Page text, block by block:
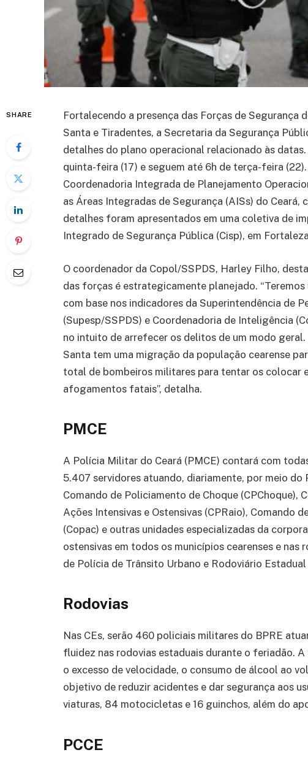
SHARE
Fortalecendo a presença das Forças de Segurança
Santa e Tiradentes, a Secretaria da Segurança
detalhes do plano operacional relacionado às
quinta-feira (17) e seguem até 6h de terça-feira
Coordenadoria Integrada de Planejamento
as Áreas Integradas de Segurança (AISs) do
detalhes foram apresentados em uma coletiva de
Integrado de Segurança Pública (Cisp), em
O coordenador da Copol/SSPDS, Harley Filho,
das forças é estrategicamente planejado.
com base nos indicadores da Superintendência de
(Supesp/SSPDS) e Coordenadoria de Inteligência
no intuito de arrefecer os delitos de um modo
Santa tem uma migração da população cearense
total de bombeiros militares para tentar os colocar
afogamentos fatais”, detalha.
PMCE
A Polícia Militar do Ceará (PMCE) contará com
5.407 servidores atuando, diariamente, por meio do
Comando de Policiamento de Choque (CPChoque),
Ações Intensivas e Ostensivas (CPRaio), Comando
(Copac) e outras unidades especializadas da
ostensivas em todos os municípios cearenses e nas
de Polícia de Trânsito Urbano e Rodoviário Estadual
Rodovias
Nas CEs, serão 460 policiais militares do BPRE
fluidez nas rodovias estaduais durante o feriadão.
o excesso de velocidade, o consumo de álcool ao
objetivo de reduzir acidentes e dar segurança aos
viaturas, 84 motocicletas e 16 guinchos, além do
PCCE